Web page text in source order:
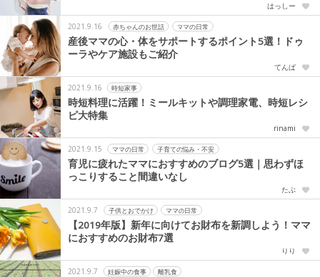
はっしー
2021.9.16 赤ちゃんのお世話 ママの日常
産後ママの心・体をサポートするポイント5選！ドゥ
ーラやケア施設もご紹介
てんぱ
2021.9.16 時短家事
時短料理に活躍！ミールキットや調理家電、時短レシ
ピ大特集
rinami
2021.9.15 ママの日常 子育ての悩み・不安
育児に疲れたママにおすすめのブログ5選｜思わずほ
っこりすること間違いなし
たぶ
2021.9.7 子供とおでかけ ママの日常
【2019年版】新年に向けてお財布を新調しよう！ママ
におすすめのお財布7選
りり
2021.9.7 妊娠中の食事 離乳食